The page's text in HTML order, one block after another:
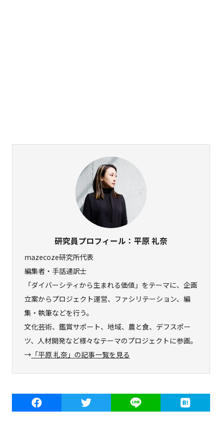
研究員プロフィール：平原 礼奈
mazecoze研究所代表
編集者・手話通訳士
「ダイバーシティから生まれる価値」をテーマに、企画
立案からプロジェクト運営、ファシリテーション、編
集・執筆などを行う。
文化芸術、鑑賞サポート、地域、農と食、デフスポー
ツ、人材開発など様々なテーマのプロジェクトに参画。
→ 「平原 礼奈」の記事一覧を見る